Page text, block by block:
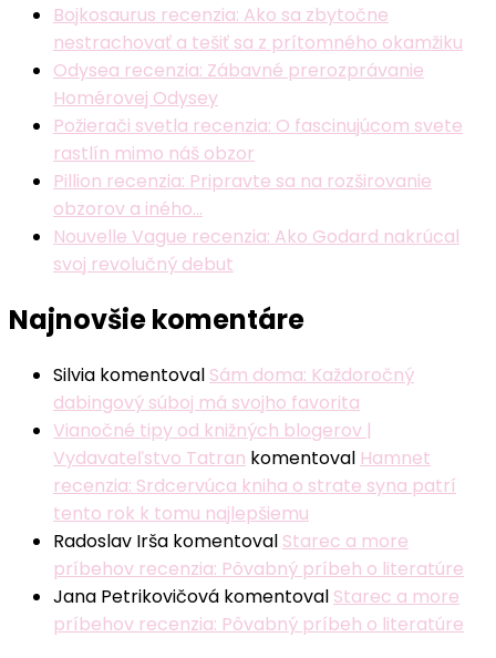
Bojkosaurus recenzia: Ako sa zbytočne
nestrachovať a tešiť sa z prítomného okamžiku
Odysea recenzia: Zábavné prerozprávanie
Homérovej Odysey
Požierači svetla recenzia: O fascinujúcom svete
rastlín mimo náš obzor
Pillion recenzia: Pripravte sa na rozširovanie
obzorov a iného…
Nouvelle Vague recenzia: Ako Godard nakrúcal
svoj revolučný debut
Najnovšie komentáre
Silvia komentoval Sám doma: Každoročný
dabingový súboj má svojho favorita
Vianočné tipy od knižných blogerov |
Vydavateľstvo Tatran komentoval Hamnet
recenzia: Srdcervúca kniha o strate syna patrí
tento rok k tomu najlepšiemu
Radoslav Irša komentoval Starec a more
príbehov recenzia: Pôvabný príbeh o literatúre
Jana Petrikovičová komentoval Starec a more
príbehov recenzia: Pôvabný príbeh o literatúre